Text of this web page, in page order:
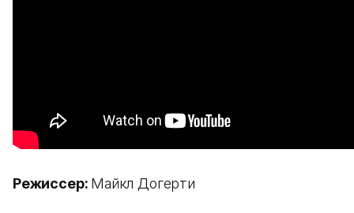
Режиссер: Майкл Догерти